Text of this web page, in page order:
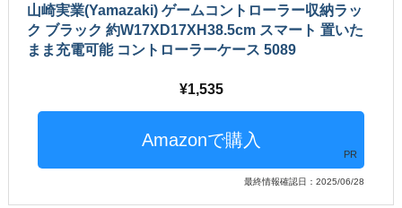
山崎実業(Yamazaki) ゲームコントローラー収納ラッ
ク ブラック 約W17XD17XH38.5cm スマート 置いた
まま充電可能 コントローラーケース 5089
1,535
PR
最終情報確認日：2025/06/28